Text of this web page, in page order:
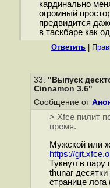
кардинально
огромный
предвидится
в таскбаре как
Ответить
33. "Выпуск
Cinnamon 3.6"
Сообщение от
> Xfce пилит
время.
Мужской или
https://
Тукнул в пару
thunar
странице